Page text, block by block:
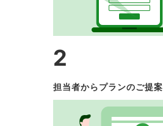
2
担当者からプランのご提案